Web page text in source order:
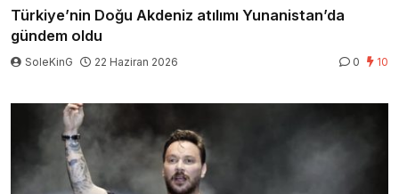
Türkiye’nin Doğu Akdeniz atılımı Yunanistan’da
gündem oldu
SoleKinG 22 Haziran 2026 0 10